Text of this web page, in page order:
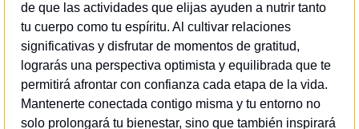
de que las actividades que elijas ayuden a nutrir tanto
tu cuerpo como tu espíritu. Al cultivar relaciones
significativas y disfrutar de momentos de gratitud,
lograrás una perspectiva optimista y equilibrada que te
permitirá afrontar con confianza cada etapa de la vida.
Mantenerte conectada contigo misma y tu entorno no
solo prolongará tu bienestar, sino que también inspirará